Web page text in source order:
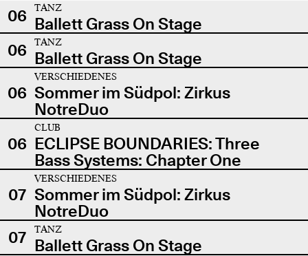
06
TANZ
Ballett Grass On Stage
06
TANZ
Ballett Grass On Stage
06
VERSCHIEDENES
Sommer im Südpol: Zirkus
NotreDuo
06
CLUB
ECLIPSE BOUNDARIES: Three
Bass Systems: Chapter One
07
VERSCHIEDENES
Sommer im Südpol: Zirkus
NotreDuo
07
TANZ
Ballett Grass On Stage